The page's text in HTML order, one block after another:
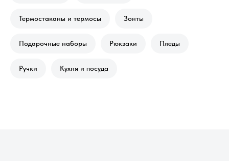
Термостаканы и термосы Зонты
Подарочные наборы Рюкзаки Пледы
Ручки Кухня и посуда